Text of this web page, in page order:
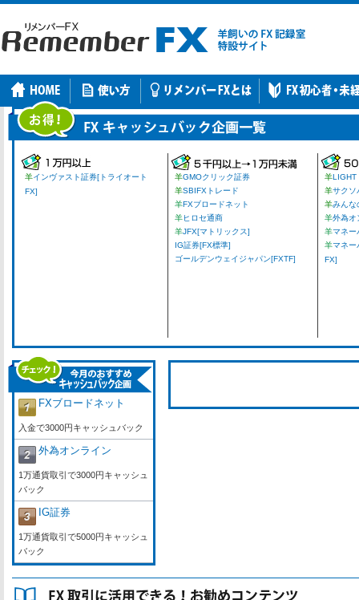
羊インヴァスト証券[トライオート
FX]
羊GMOクリック証券
羊SBIFXトレード
羊FXブロードネット
羊ヒロセ通商
羊JFX[マトリックス]
IG証券[FX標準]
ゴールデンウェイジャパン[FXTF]
羊LIGHT
羊サクソ
羊みんな
羊外為オ
羊マネー
羊マネー
FX]
FXブロードネット
入金で3000円キャッシュバック
外為オンライン
1万通貨取引で3000円キャッシュ
バック
IG証券
1万通貨取引で5000円キャッシュ
バック